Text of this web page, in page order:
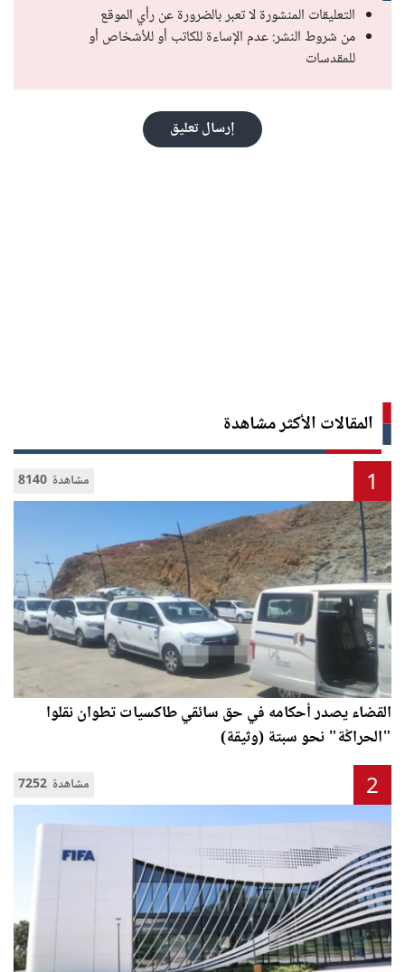
التعليقات المنشورة لا تعبر بالضرورة عن رأي الموقع
من شروط النشر: عدم الإساءة للكاتب أو للأشخاص أو
للمقدسات
إرسال تعليق
المقالات الأكثر مشاهدة
8140 مشاهدة 1
القضاء يصدر أحكامه في حق سائقي طاكسيات تطوان نقلوا
"الحراݣة" نحو سبتة (وثيقة)
7252 مشاهدة 2